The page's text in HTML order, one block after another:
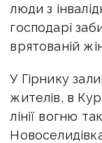
люди з
господарі
врятованій
У Гірнику
жителів, в
лінії вогню